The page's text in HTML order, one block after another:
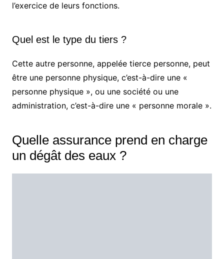
l’exercice de leurs fonctions.
Quel est le type du tiers ?
Cette autre personne, appelée tierce personne, peut
être une personne physique, c’est-à-dire une «
personne physique », ou une société ou une
administration, c’est-à-dire une « personne morale ».
Quelle assurance prend en charge
un dégât des eaux ?